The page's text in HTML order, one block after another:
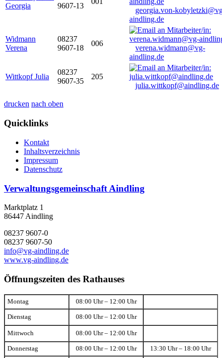
Georgia
9607-13
georgia.von-
aindling.de
Widmann
Verena
08237
9607-18
006
verena.widmann@vg-
aindling.de
Wittkopf Julia
08237
9607-35
205
julia.wittkopf@aindling.de
drucken nach oben
Quicklinks
Kontakt
Inhaltsverzeichnis
Impressum
Datenschutz
Verwaltungsgemeinschaft Aindling
Marktplatz 1
86447 Aindling
08237 9607-0
08237 9607-50
info@vg-aindling.de
www.vg-aindling.de
Öffnungszeiten des Rathauses
Montag 08:00 Uhr – 12:00 Uhr
Dienstag 08:00 Uhr – 12:00 Uhr
Mittwoch 08:00 Uhr – 12:00 Uhr
Donnerstag 08:00 Uhr – 12:00 Uhr 13:30 Uhr – 18:00 Uhr